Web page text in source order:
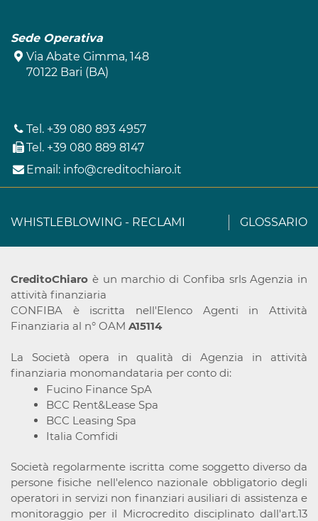
Sede Operativa
Via Abate Gimma, 148
70122 Bari (BA)
Tel. +39 080 893 4957
Tel. +39 080 889 8147
Email: info@creditochiaro.it
WHISTLEBLOWING - RECLAMI GLOSSARIO
CreditoChiaro è un marchio di Confiba srls Agenzia in
attività finanziaria
CONFIBA è iscritta nell'Elenco Agenti in Attività
Finanziaria al n° OAM A15114
La Società opera in qualità di Agenzia in attività
finanziaria monomandataria per conto di:
Fucino Finance SpA
BCC Rent&Lease Spa
BCC Leasing Spa
Italia Comfidi
Società regolarmente iscritta come soggetto diverso da
persone fisiche nell'elenco nazionale obbligatorio degli
operatori in servizi non finanziari ausiliari di assistenza e
monitoraggio per il Microcredito disciplinato dall'art.13